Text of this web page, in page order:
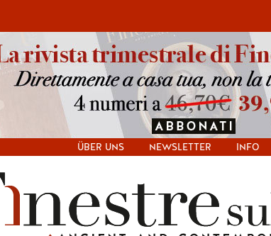
ÜBER UNS NEWSLETTER INFO